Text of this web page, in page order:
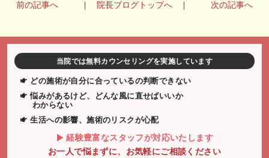
前の記事へ 院長ブログトップへ 次の記事へ
当院では無料カウンセリングを実施しています
どの施術が自分に合っているの判断できない
悩みがあるけど、どんな風に直せばいいか
わからない
生活への影響、施術のリスクが心配
経験豊富なスタッフが対応いたします
お一人で悩まずに、お気軽にご相談ください